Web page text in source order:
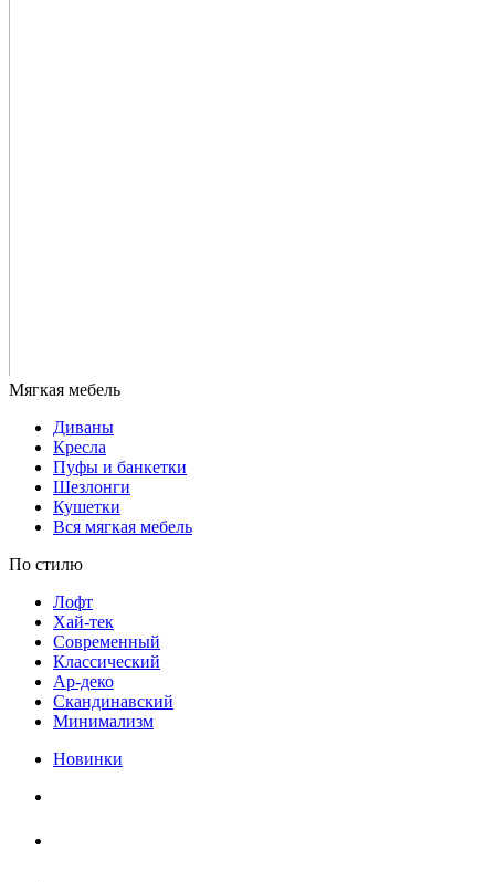
Диваны
Кресла
Пуфы и банкетки
Шезлонги
Кушетки